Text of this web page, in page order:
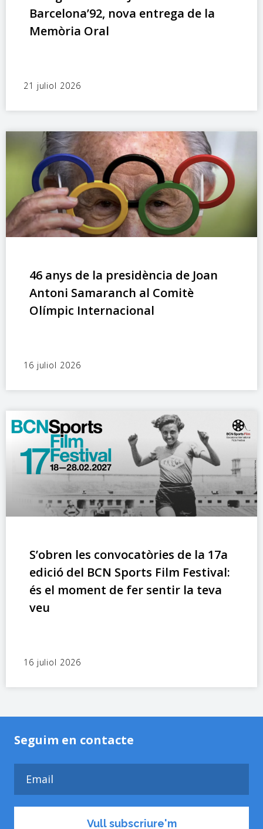
Barcelona’92, nova entrega de la
Memòria Oral
21 juliol 2026
46 anys de la presidència de Joan
Antoni Samaranch al Comitè
Olímpic Internacional
16 juliol 2026
S’obren les convocatòries de la 17a
edició del BCN Sports Film Festival:
és el moment de fer sentir la teva
veu
16 juliol 2026
Seguim en contacte